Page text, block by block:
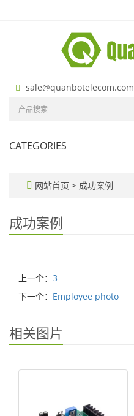
sale@quanbotelecom.com
CATEGORIES
网站首页 > 成功案例
成功案例
上一个： 3
下一个： Employee photo
相关图片